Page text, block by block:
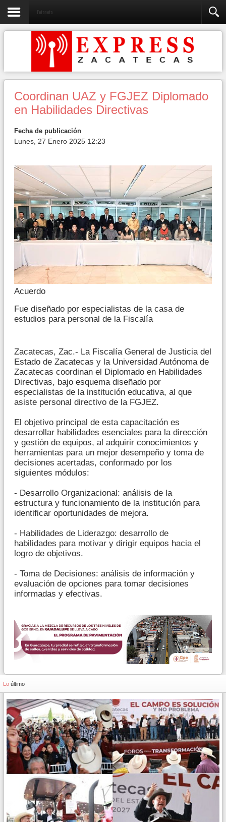
Fotonota
Coordinan UAZ y FGJEZ Diplomado
en Habilidades Directivas
Fecha de publicación
Lunes, 27 Enero 2025 12:23
Acuerdo
Fue diseñado por especialistas de la casa de
estudios para personal de la Fiscalía
Zacatecas, Zac.- La Fiscalía General de Justicia del
Estado de Zacatecas y la Universidad Autónoma de
Zacatecas coordinan el Diplomado en Habilidades
Directivas, bajo esquema diseñado por
especialistas de la institución educativa, al que
asiste personal directivo de la FGJEZ.
El objetivo principal de esta capacitación es
desarrollar habilidades esenciales para la dirección
y gestión de equipos, al adquirir conocimientos y
herramientas para un mejor desempeño y toma de
decisiones acertadas, conformado por los
siguientes módulos:
- Desarrollo Organizacional: análisis de la
estructura y funcionamiento de la institución para
identificar oportunidades de mejora.
- Habilidades de Liderazgo: desarrollo de
habilidades para motivar y dirigir equipos hacia el
logro de objetivos.
- Toma de Decisiones: análisis de información y
evaluación de opciones para tomar decisiones
informadas y efectivas.
Lo último